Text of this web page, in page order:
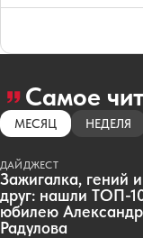
Самое
МЕСЯЦ НЕДЕЛЯ
ДАЙДЖЕСТ
Зажигалка, гений
друг: нашли ТОП-
юбилею
Радулова